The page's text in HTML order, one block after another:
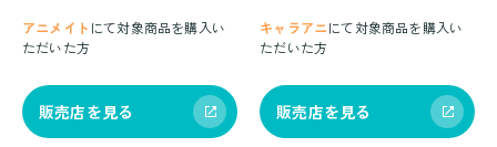
アニメイト にて対象商品を購入い
ただいた方
販売店を見る
キャラアニ にて対象商品を購入い
ただいた方
販売店を見る